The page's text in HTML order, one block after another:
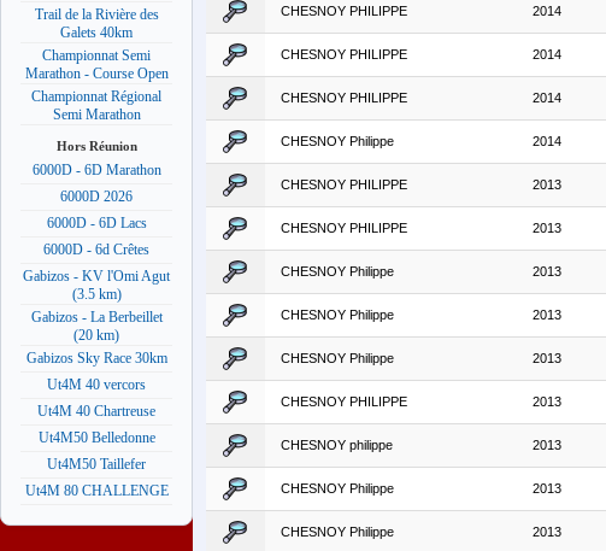
Trail de la Rivière des
Galets 40km
Championnat Semi
Marathon - Course Open
Championnat Régional
Semi Marathon
Hors Réunion
6000D - 6D Marathon
6000D 2026
6000D - 6D Lacs
6000D - 6d Crêtes
Gabizos - KV l'Omi Agut
(3.5 km)
Gabizos - La Berbeillet
(20 km)
Gabizos Sky Race 30km
Ut4M 40 vercors
Ut4M 40 Chartreuse
Ut4M50 Belledonne
Ut4M50 Taillefer
Ut4M 80 CHALLENGE
CHESNOY PHILIPPE 2014
CHESNOY PHILIPPE 2014
CHESNOY PHILIPPE 2014
CHESNOY Philippe 2014
CHESNOY PHILIPPE 2013
CHESNOY PHILIPPE 2013
CHESNOY Philippe 2013
CHESNOY Philippe 2013
CHESNOY Philippe 2013
CHESNOY PHILIPPE 2013
CHESNOY philippe 2013
CHESNOY Philippe 2013
CHESNOY Philippe 2013